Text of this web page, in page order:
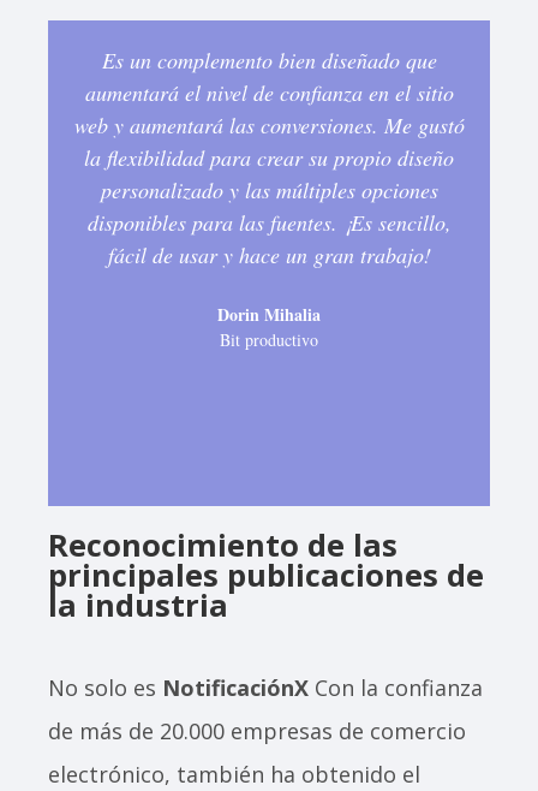
Es un complemento bien diseñado que
aumentará el nivel de confianza en el sitio
web y aumentará las conversiones. Me gustó
la flexibilidad para crear su propio diseño
personalizado y las múltiples opciones
disponibles para las fuentes. ¡Es sencillo,
fácil de usar y hace un gran trabajo!
Dorin Mihalia
Bit productivo
Reconocimiento de las
principales publicaciones de
la industria
No solo es NotificaciónX Con la confianza
de más de 20.000 empresas de comercio
electrónico, también ha obtenido el